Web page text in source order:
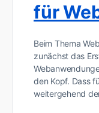
für
Beim Thema
zunächst das
den Kopf. Dass
weitergehend